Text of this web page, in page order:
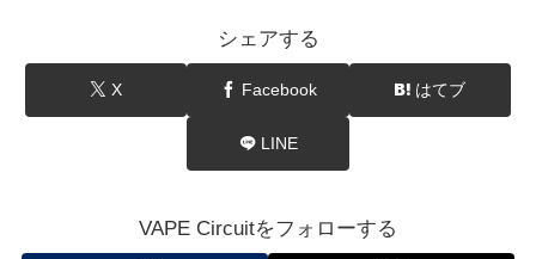
シェアする
X Facebook はてブ
LINE
VAPE Circuitをフォローする